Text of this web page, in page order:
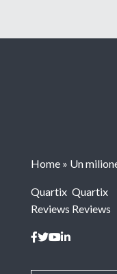
Home » Un
Quartix
Reviews
Quartix
Reviews